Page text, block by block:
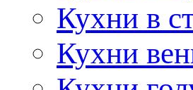
Кухни в
Кухни